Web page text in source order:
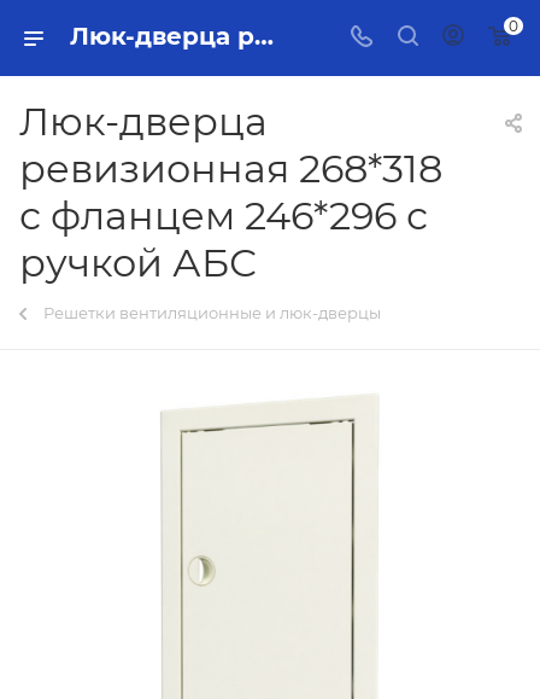
Люк-дверца ревизионная 268*318 с фланцем 246*296 с ручкой АБС Тольятти - купить в интернет-магазине, каталог с ценами и характеристиками 0
Люк-дверца
ревизионная 268*318
с фланцем 246*296 с
ручкой АБС
Решетки вентиляционные и люк-дверцы